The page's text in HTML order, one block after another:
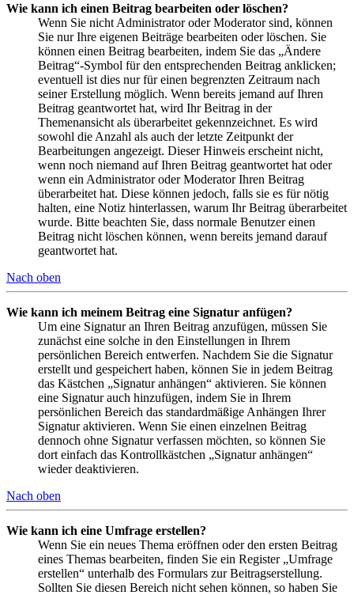
Wie kann ich einen Beitrag bearbeiten oder löschen?
Wenn Sie nicht Administrator oder Moderator sind, können
Sie nur Ihre eigenen Beiträge bearbeiten oder löschen. Sie
können einen Beitrag bearbeiten, indem Sie das „Ändere
Beitrag“-Symbol für den entsprechenden Beitrag anklicken;
eventuell ist dies nur für einen begrenzten Zeitraum nach
seiner Erstellung möglich. Wenn bereits jemand auf Ihren
Beitrag geantwortet hat, wird Ihr Beitrag in der
Themenansicht als überarbeitet gekennzeichnet. Es wird
sowohl die Anzahl als auch der letzte Zeitpunkt der
Bearbeitungen angezeigt. Dieser Hinweis erscheint nicht,
wenn noch niemand auf Ihren Beitrag geantwortet hat oder
wenn ein Administrator oder Moderator Ihren Beitrag
überarbeitet hat. Diese können jedoch, falls sie es für nötig
halten, eine Notiz hinterlassen, warum Ihr Beitrag überarbeitet
wurde. Bitte beachten Sie, dass normale Benutzer einen
Beitrag nicht löschen können, wenn bereits jemand darauf
geantwortet hat.
Nach oben
Wie kann ich meinem Beitrag eine Signatur anfügen?
Um eine Signatur an Ihren Beitrag anzufügen, müssen Sie
zunächst eine solche in den Einstellungen in Ihrem
persönlichen Bereich entwerfen. Nachdem Sie die Signatur
erstellt und gespeichert haben, können Sie in jedem Beitrag
das Kästchen „Signatur anhängen“ aktivieren. Sie können
eine Signatur auch hinzufügen, indem Sie in Ihrem
persönlichen Bereich das standardmäßige Anhängen Ihrer
Signatur aktivieren. Wenn Sie einen einzelnen Beitrag
dennoch ohne Signatur verfassen möchten, so können Sie
dort einfach das Kontrollkästchen „Signatur anhängen“
wieder deaktivieren.
Nach oben
Wie kann ich eine Umfrage erstellen?
Wenn Sie ein neues Thema eröffnen oder den ersten Beitrag
eines Themas bearbeiten, finden Sie ein Register „Umfrage
erstellen“ unterhalb des Formulars zur Beitragserstellung.
Sollten Sie diesen Bereich nicht sehen können, so haben Sie